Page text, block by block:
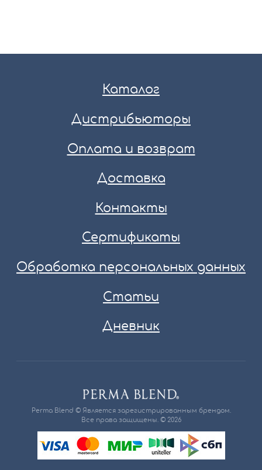
Каталог
Дистрибьюторы
Оплата и возврат
Доставка
Контакты
Сертификаты
Обработка персональных данных
Статьи
Дневник
Perma Blend © Является зарегистрированным брендом.
Все права защищены. © 2026